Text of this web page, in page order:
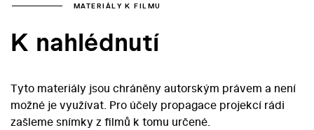
MATERIÁLY K FILMU
K nahlédnutí
Tyto materiály jsou chráněny autorským právem a není
možné je využívat. Pro účely propagace projekcí rádi
zašleme snímky z filmů k tomu určené.